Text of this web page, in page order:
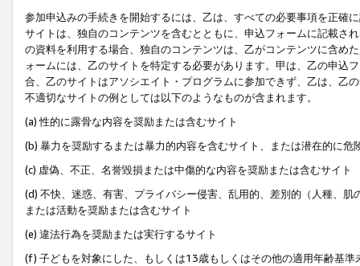
参加申込みの手続きを開始するには、乙は、すべての必要事項を正確
サイトは、独自のコンテンツを含むとともに、申込フォームに記載さ
の資料を利用する場合、独自のコンテンツは、乙がコンテンツに含め
ォームには、乙のサイトを特定する必要があります。甲は、乙の申込
合、乙のサイトはアソシエイト・プログラムに参加できず、乙は、乙
不適切なサイトの例としては以下のようなものが含まれます。
(a) 性的に露骨な内容を奨励または含むサイト
(b) 暴力を奨励するまたは暴力的内容を含むサイト、または潜在的に
(c) 虚偽、不正、名誉毀損または中傷的な内容を奨励または含むサイト
(d) 不快、迷惑、有害、プライバシー侵害、乱用的、差別的（人種、
または活動を奨励または含むサイト
(e) 違法行為を奨励または実行するサイト
(f) 子どもを対象にした、もしくは13歳もしくはその他の適用年齢基